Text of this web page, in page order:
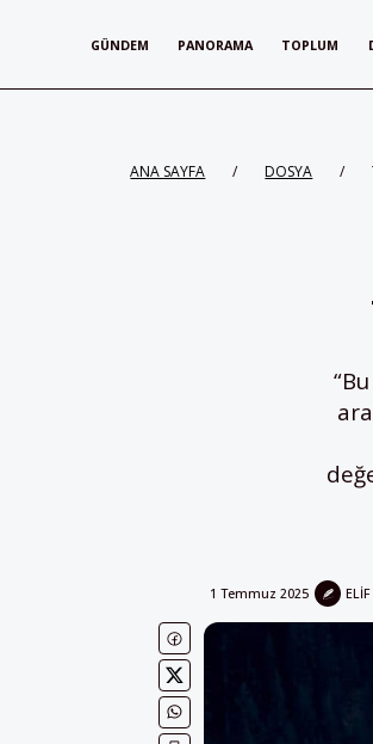
GÜNDEM PANORAMA TOPLUM
ANA SAYFA / DOSYA /
1 Temmuz 2025